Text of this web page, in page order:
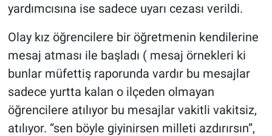
yardımcısına ise sadece uyarı cezası verildi.
Olay kız öğrencilere bir öğretmenin kendilerine
mesaj atması ile başladı ( mesaj örnekleri ki
bunlar müfettiş raporunda vardır bu mesajlar
sadece yurtta kalan o ilçeden olmayan
öğrencilere atılıyor bu mesajlar vakitli vakitsiz,
atılıyor. “sen böyle giyinirsen milleti azdırırsın”,